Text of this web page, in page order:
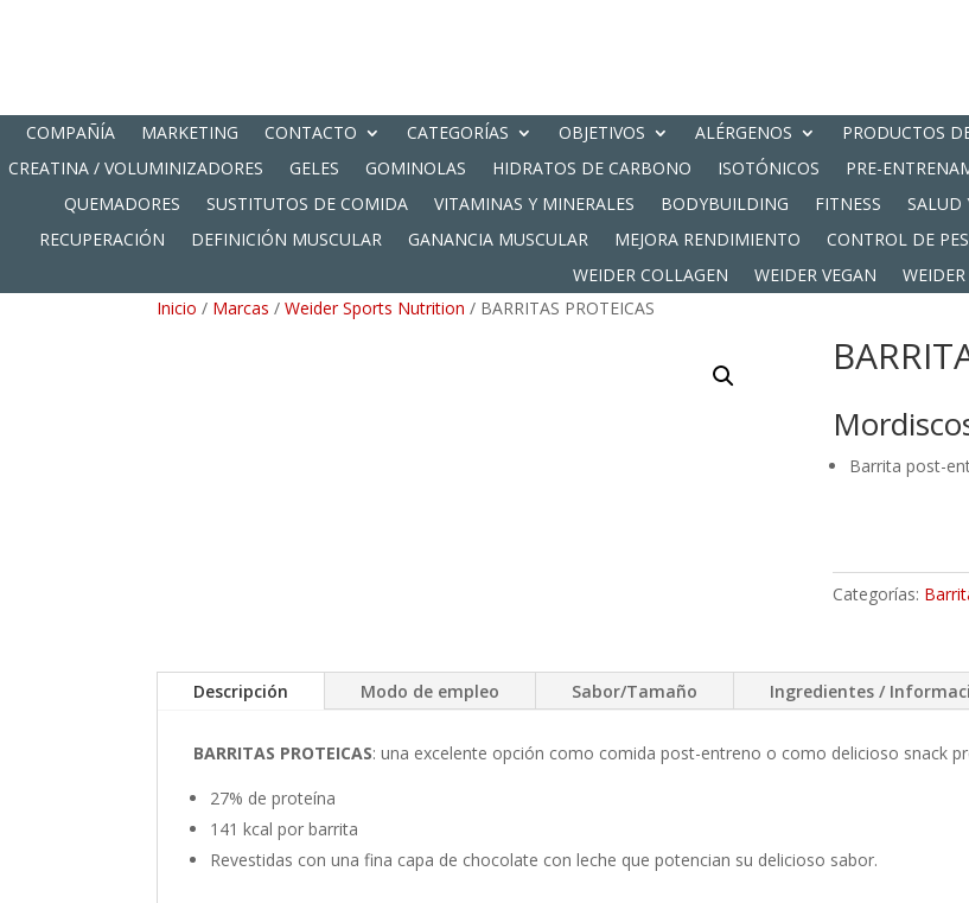
COMPAÑÍA MARKETING CONTACTO CATEGORÍAS OBJETIVOS ALÉRGENOS PRODUCTOS
CREATINA / VOLUMINIZADORES
GELES GOMINOLAS HIDRATOS DE CARBONO ISOTÓNICOS PRE-
QUEMADORES
SUSTITUTOS DE COMIDA VITAMINAS Y MINERALES BODYBUILDING FITNESS SALUD
RECUPERACIÓN
DEFINICIÓN MUSCULAR GANANCIA MUSCULAR MEJORA RENDIMIENTO CONTROL DE
WEIDER COLLAGEN
WEIDER VEGAN
Inicio / Marcas / Weider Sports Nutrition / BARRITAS PROTEICAS
Barrita post-
Categorías:
Descripción Modo de empleo Sabor/Tamaño Ingredientes /
BARRITAS PROTEICAS: una excelente opción como comida post-entreno o como delicioso snack
27% de proteína
141 kcal por barrita
Revestidas con una fina capa de chocolate con leche que potencian su delicioso sabor.